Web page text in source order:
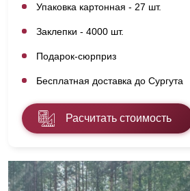
Упаковка картонная - 27 шт.
Заклепки - 4000 шт.
Подарок-сюрприз
Бесплатная доставка до Сургута
Расчитать стоимость